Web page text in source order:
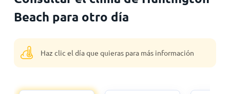
Beach para otro día
Haz clic el día que quieras para más información